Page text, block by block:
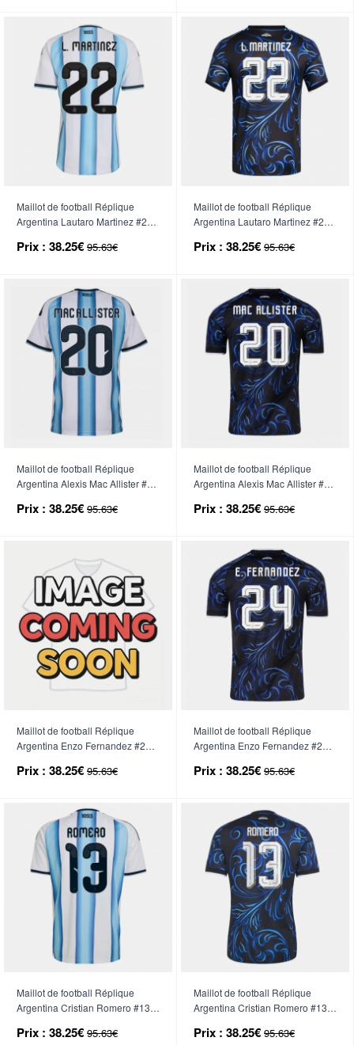
Maillot de football Réplique
Argentina Lautaro Martinez #22
Courte
Prix : 38.25€ 95.63€
Maillot de football Réplique
Argentina Lautaro Martinez #22
Courte
Prix : 38.25€ 95.63€
Maillot de football Réplique
Argentina Alexis Mac Allister #20
Courte
Prix : 38.25€ 95.63€
Maillot de football Réplique
Argentina Alexis Mac Allister #20
Courte
Prix : 38.25€ 95.63€
Maillot de football Réplique
Argentina Enzo Fernandez #24
Courte
Prix : 38.25€ 95.63€
Maillot de football Réplique
Argentina Enzo Fernandez #24
Courte
Prix : 38.25€ 95.63€
Maillot de football Réplique
Argentina Cristian Romero #13
Courte
Prix : 38.25€ 95.63€
Maillot de football Réplique
Argentina Cristian Romero #13
Courte
Prix : 38.25€ 95.63€